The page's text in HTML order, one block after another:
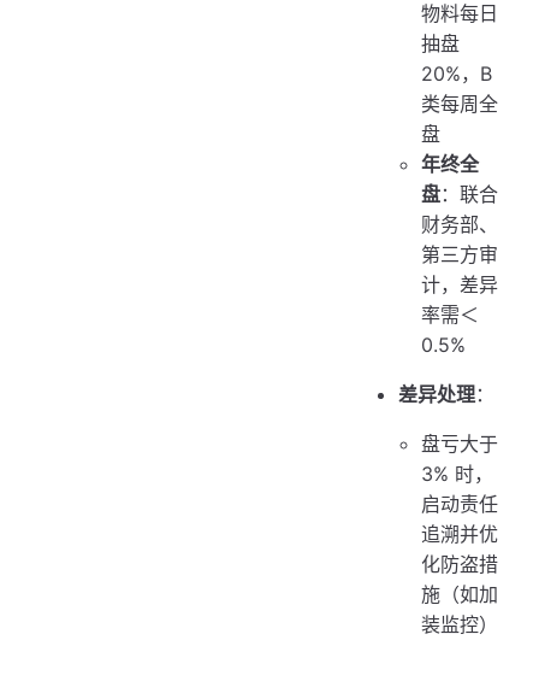
物料每日
抽盘
20%，B
类每周全
盘
年终全
盘：联合
财务部、
第三方审
计，差异
率需＜
0.5%
差异处理：
盘亏大于
3% 时，
启动责任
追溯并优
化防盗措
施（如加
装监控）